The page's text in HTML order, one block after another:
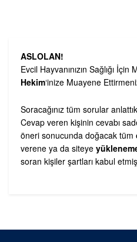
ASLOLAN!
Evcil Hayvanınızın Sağlığı İçin
Hekim‘inize Muayene
Soracağınız tüm sorular
Cevap veren kişinin cevabı
öneri sonucunda doğacak tüm
verene ya da siteye
soran kişiler şartları kabul